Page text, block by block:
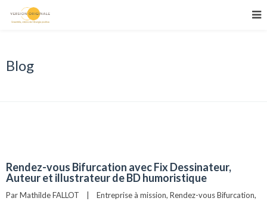
Blog
Rendez-vous Bifurcation avec Fix Dessinateur,
Auteur et illustrateur de BD humoristique
Par Mathilde FALLOT Entreprise à mission, Rendez-vous Bifurcation